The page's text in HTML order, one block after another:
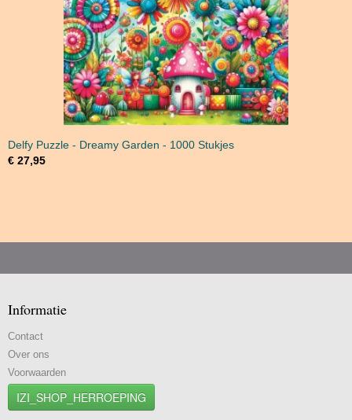
Delfy Puzzle - Dreamy Garden - 1000 Stukjes
€ 27,95
Informatie
Contact
Over ons
Voorwaarden
IZI_SHOP_HERROEPING